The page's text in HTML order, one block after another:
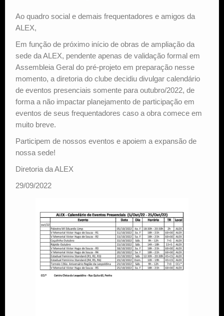
Ao quadro social e demais frequentadores e amigos da
ALEX,
Em função de próximo início de obras de ampliação da
sede da ALEX, pendente apenas de validação formal em
Assembleia Geral do pré-projeto em preparação nesse
momento, a diretoria do clube decidiu divulgar calendário
de eventos presenciais somente para outubro/2022, de
forma a não impactar planejamento de participação em
eventos de seus frequentadores caso a obra comece em
muito breve.
Participem de nossos eventos e apoiem a expansão de
nossa sede!
Diretoria da ALEX
29/09/2022